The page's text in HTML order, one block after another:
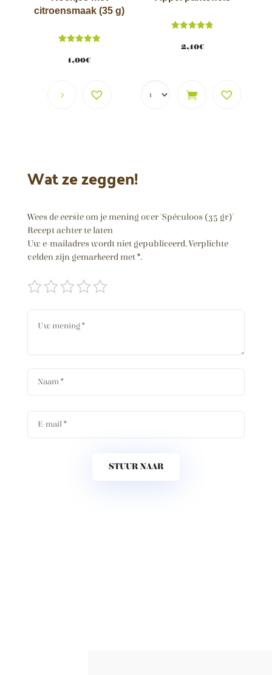
citroensmaak (35 g)
5.00
van 5
1,00€
4.83
van 5
2,10€
Wat ze zeggen!
Wees de eerste om je mening over "Spéculoos (35 gr)"
Recept achter te laten
Uw e-mailadres wordt niet gepubliceerd.Verplichte
velden zijn gemarkeerd met*.
STUUR NAAR